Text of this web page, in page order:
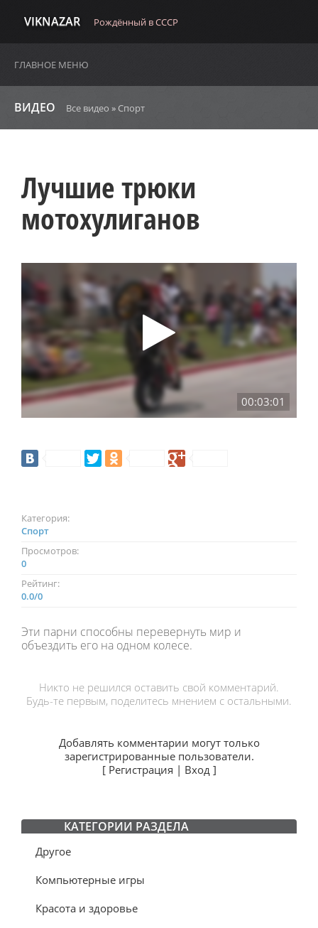
VIKNAZAR Рождённый в СССР
ГЛАВНОЕ МЕНЮ
ВИДЕО Все видео » Спорт
Лучшие трюки
мотохулиганов
00:03:01
Категория:
Спорт
Просмотров:
0
Рейтинг:
0.0/0
Эти парни способны перевернуть мир и
объездить его на одном колесе.
Никто не решился оставить свой комментарий.
Будь-те первым, поделитесь мнением с остальными.
Добавлять комментарии могут только
зарегистрированные пользователи.
[ Регистрация | Вход]
КАТЕГОРИИ РАЗДЕЛА
Другое
Компьютерные игры
Красота и здоровье